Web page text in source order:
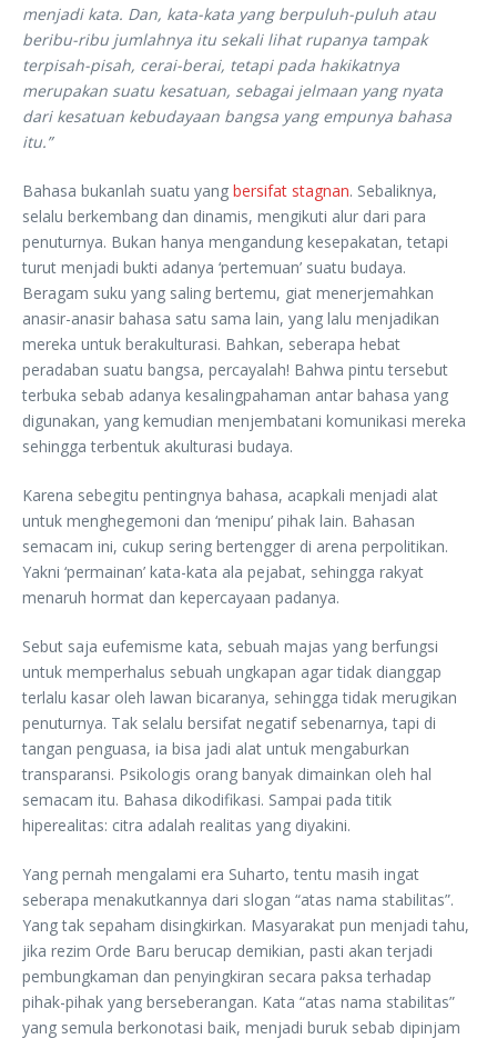
menjadi kata. Dan, kata-kata yang berpuluh-puluh atau
beribu-ribu jumlahnya itu sekali lihat rupanya tampak
terpisah-pisah, cerai-berai, tetapi pada hakikatnya
merupakan suatu kesatuan, sebagai jelmaan yang nyata
dari kesatuan kebudayaan bangsa yang empunya bahasa
itu.”
Bahasa bukanlah suatu yang bersifat stagnan. Sebaliknya,
selalu berkembang dan dinamis, mengikuti alur dari para
penuturnya. Bukan hanya mengandung kesepakatan, tetapi
turut menjadi bukti adanya ‘pertemuan’ suatu budaya.
Beragam suku yang saling bertemu, giat menerjemahkan
anasir-anasir bahasa satu sama lain, yang lalu menjadikan
mereka untuk berakulturasi. Bahkan, seberapa hebat
peradaban suatu bangsa, percayalah! Bahwa pintu tersebut
terbuka sebab adanya kesalingpahaman antar bahasa yang
digunakan, yang kemudian menjembatani komunikasi mereka
sehingga terbentuk akulturasi budaya.
Karena sebegitu pentingnya bahasa, acapkali menjadi alat
untuk menghegemoni dan ‘menipu’ pihak lain. Bahasan
semacam ini, cukup sering bertengger di arena perpolitikan.
Yakni ‘permainan’ kata-kata ala pejabat, sehingga rakyat
menaruh hormat dan kepercayaan padanya.
Sebut saja eufemisme kata, sebuah majas yang berfungsi
untuk memperhalus sebuah ungkapan agar tidak dianggap
terlalu kasar oleh lawan bicaranya, sehingga tidak merugikan
penuturnya. Tak selalu bersifat negatif sebenarnya, tapi di
tangan penguasa, ia bisa jadi alat untuk mengaburkan
transparansi. Psikologis orang banyak dimainkan oleh hal
semacam itu. Bahasa dikodifikasi. Sampai pada titik
hiperealitas: citra adalah realitas yang diyakini.
Yang pernah mengalami era Suharto, tentu masih ingat
seberapa menakutkannya dari slogan “atas nama stabilitas”.
Yang tak sepaham disingkirkan. Masyarakat pun menjadi tahu,
jika rezim Orde Baru berucap demikian, pasti akan terjadi
pembungkaman dan penyingkiran secara paksa terhadap
pihak-pihak yang berseberangan. Kata “atas nama stabilitas”
yang semula berkonotasi baik, menjadi buruk sebab dipinjam